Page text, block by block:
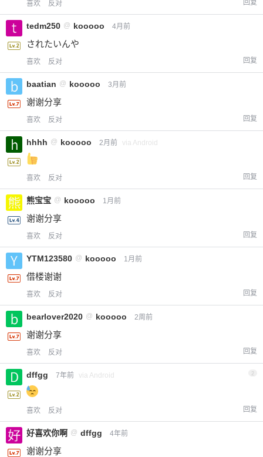
喜欢 反对 回复
tedm250 @ kooooo 4月前
されたいんや
喜欢 反对 回复
baatian @ kooooo 3月前
谢谢分享
喜欢 反对 回复
hhhh @ kooooo 2月前 via Android
喜欢 反对 回复
熊宝宝 @ kooooo 1月前
谢谢分享
喜欢 反对 回复
YTM123580 @ kooooo 1月前
借楼谢谢
喜欢 反对 回复
bearlover2020 @ kooooo 2周前
谢谢分享
喜欢 反对 回复
dffgg 7年前 via Android 2
喜欢 反对 回复
好喜欢你啊 @ dffgg 4年前
谢谢分享